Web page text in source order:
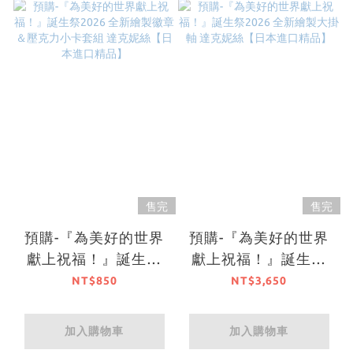
售完
預購-『為美好的世界
獻上祝福！』誕生祭
2026 全新繪製徽章＆
妮絲【日本進口精品】
NT$850
加入購物車
售完
預購-『為美好的世界
獻上祝福！』誕生祭
2026 全新繪製大掛軸
品】
NT$3,650
加入購物車